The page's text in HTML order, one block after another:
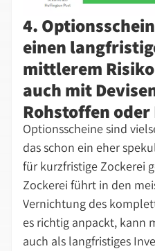
4.
einen
mittlerem
auch mit
Rohstoffen oder
Optionsscheine sind
das schon ein eher
für kurzfristige Zockerei
Zockerei führt in den
Vernichtung des
es richtig anpackt, kann
auch als langfristiges